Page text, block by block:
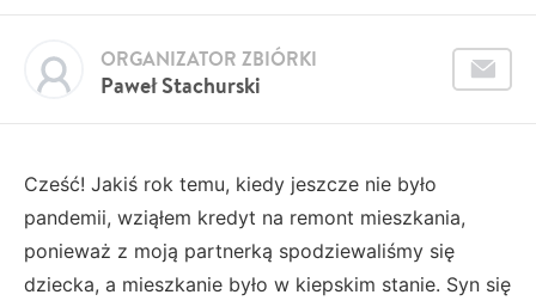
Paweł Stachurski
ORGANIZATOR ZBIÓRKI
Cześć! Jakiś rok temu, kiedy jeszcze nie było
pandemii, wziąłem kredyt na remont mieszkania,
ponieważ z moją partnerką spodziewaliśmy się
dziecka, a mieszkanie było w kiepskim stanie. Syn się